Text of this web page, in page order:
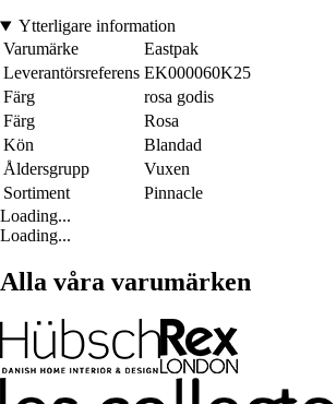
Ytterligare information
Varumärke
Eastpak
Leverantörsreferens EK000060K25
Färg
rosa godis
Färg
Rosa
Kön
Blandad
Åldersgrupp
Vuxen
Sortiment
Pinnacle
Loading...
Loading...
Alla våra varumärken